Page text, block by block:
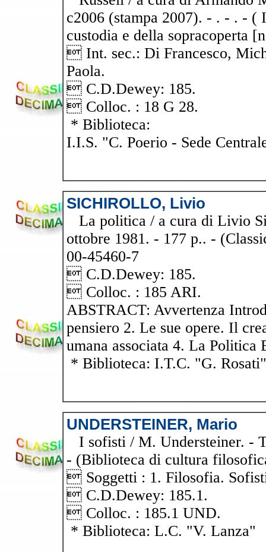
c2006 (stampa 2007). - . - . -
custodia e della sopracoperta
 Int. sec.: Di Francesco,
Paola.
 C.D.Dewey: 185.
 Colloc. : 18 G 28.
* Biblioteca:
I.I.S. "C. Poerio - Sede
SICHIROLLO, Livio
La politica / a cura di Livio
ottobre 1981. - 177 p.. -
00-45460-7
 C.D.Dewey: 185.
 Colloc. : 185 ARI.
ABSTRACT: Avvertenza
pensiero 2. Le sue opere. Il
umana associata 4. La
* Biblioteca: I.T.C. "G. Rosati"
UNDERSTEINER, Mario
I sofisti / M. Understeiner. -
- (Biblioteca di cultura
 Soggetti : 1. Filosofia.
 C.D.Dewey: 185.1.
 Colloc. : 185.1 UND.
* Biblioteca: L.C. "V. Lanza"